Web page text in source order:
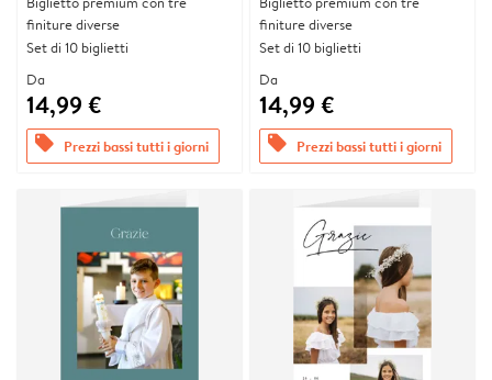
finiture diverse
Set di 10 biglietti
Da
14,99 €
offers Prezzi bassi tutti i giorni
finiture diverse
Set di 10 biglietti
Da
14,99 €
offers Prezzi bassi tutti i giorni